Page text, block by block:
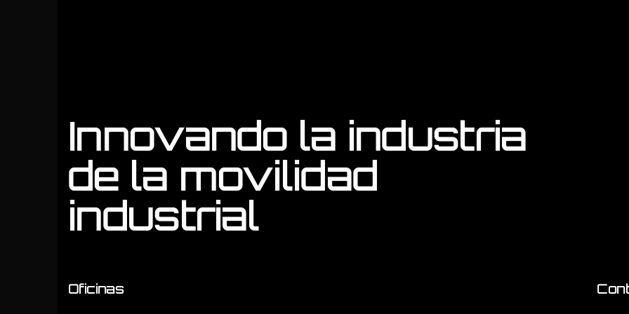
Innovando la industria
de la movilidad
industrial
Oficinas